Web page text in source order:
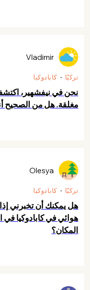
تركيّا كابادوكيا
نحن في نيفشهير،
مغلقة. هل من الصحيح
Vladimir
تركيّا كابادوكيا
هل يمكنك أن تخبرني
هوائي في كابادوكيا
المكان؟
Olesya